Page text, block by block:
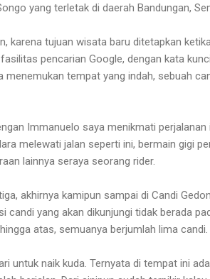
yang terletak di daerah Bandungan,
karena tujuan wisata baru ditetapkan
pencarian Google, dengan kata
menemukan tempat yang indah, sebuah
Immanuelo saya menikmati perjalanan
melewati jalan seperti ini, bermain gigi
lainnya seraya seorang rider.
akhirnya kamipun sampai di Candi
candi yang akan dikunjungi tidak berada
atas, semuanya berjumlah lima candi.
untuk naik kuda. Ternyata di tempat ini